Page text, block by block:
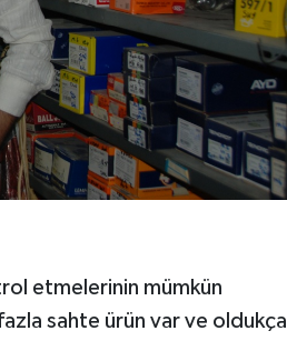
etmelerinin mümkün
sahte ürün var ve oldukça